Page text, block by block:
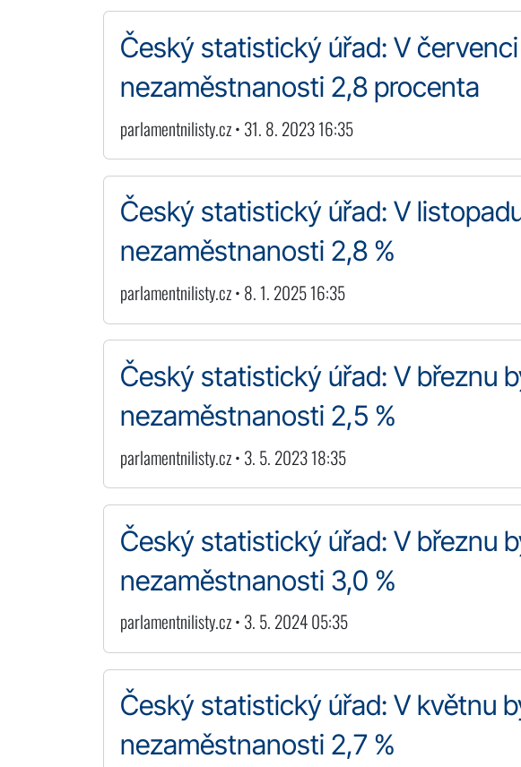
Český statistický úřad: V
nezaměstnanosti 2,8 procenta
parlamentnilisty.cz • 31. 8. 2023 16:35
Český statistický úřad: V
nezaměstnanosti 2,8 %
parlamentnilisty.cz • 8. 1. 2025 16:35
Český statistický úřad: V březnu
nezaměstnanosti 2,5 %
parlamentnilisty.cz • 3. 5. 2023 18:35
Český statistický úřad: V březnu
nezaměstnanosti 3,0 %
parlamentnilisty.cz • 3. 5. 2024 05:35
Český statistický úřad: V květnu
nezaměstnanosti 2,7 %